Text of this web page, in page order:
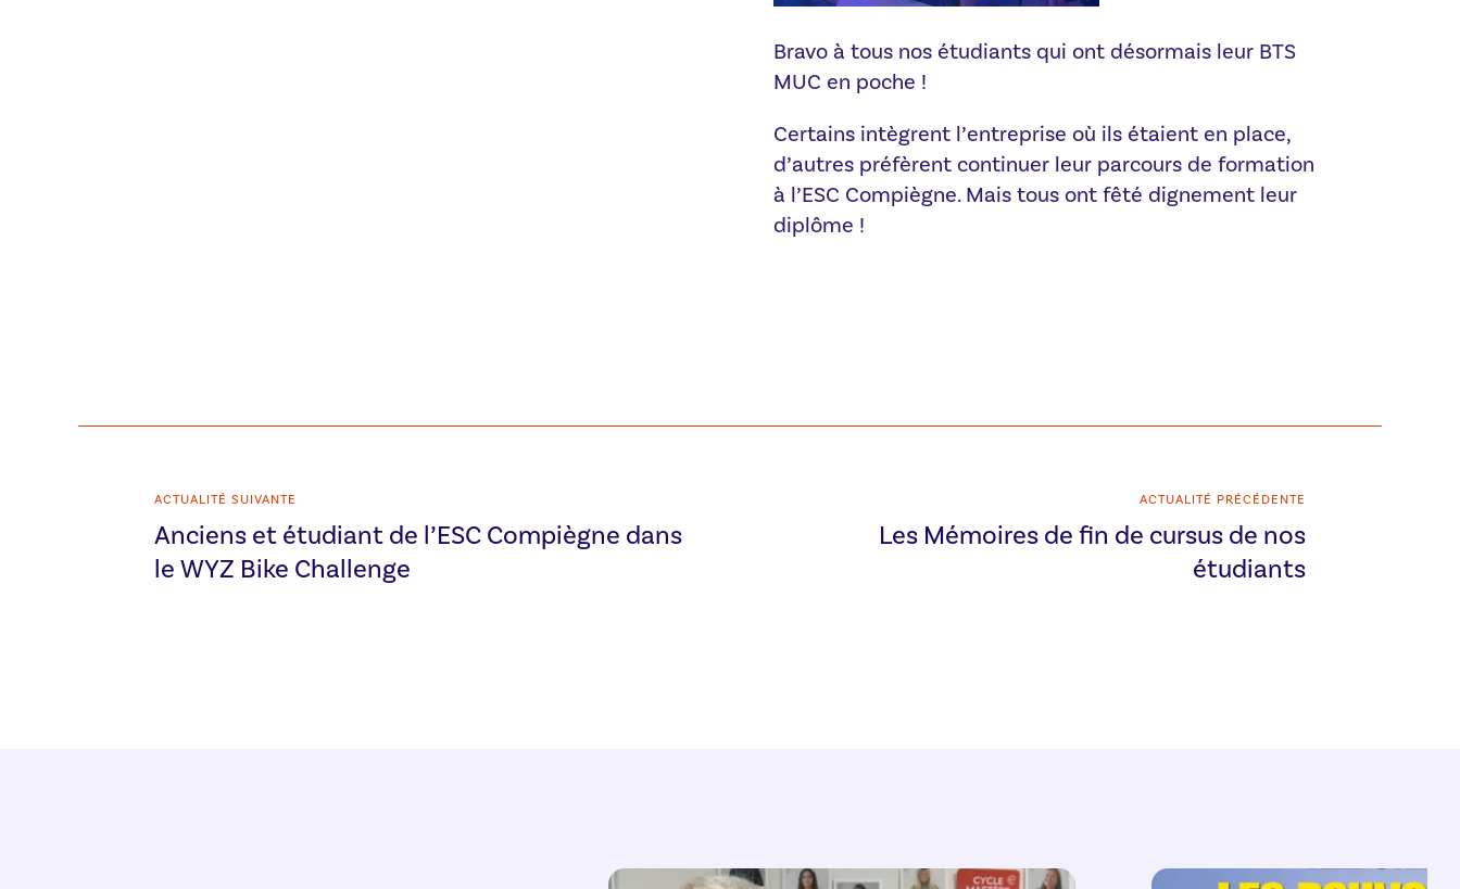
Bravo à tous nos étudiants qui ont désormais leur BTS
MUC en poche !
Certains intègrent l’entreprise où ils étaient en place,
d’autres préfèrent continuer leur parcours de formation
à l’ESC Compiègne. Mais tous ont fêté dignement leur
diplôme !
ACTUALITÉ SUIVANTE
Anciens et étudiant de l’ESC Compiègne dans
le WYZ Bike Challenge
ACTUALITÉ PRÉCÉDENTE
Les Mémoires de fin de cursus de nos
étudiants